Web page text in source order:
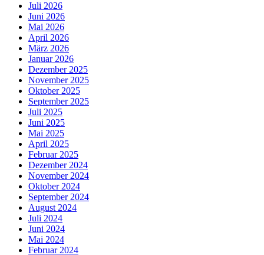
Juli 2026
Juni 2026
Mai 2026
April 2026
März 2026
Januar 2026
Dezember 2025
November 2025
Oktober 2025
September 2025
Juli 2025
Juni 2025
Mai 2025
April 2025
Februar 2025
Dezember 2024
November 2024
Oktober 2024
September 2024
August 2024
Juli 2024
Juni 2024
Mai 2024
Februar 2024